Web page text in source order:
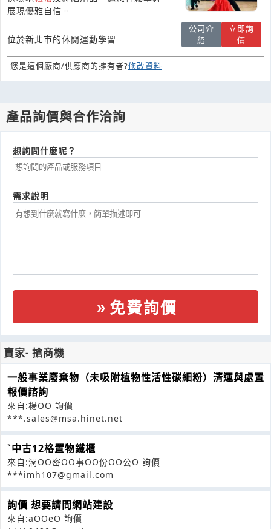
展現優雅自信。
位於新北市的休閒運動學習
公司介
紹
立即詢
價
您是這個廠商/供應商的擁有者?修改資料
產品詢價與合作洽詢
想詢問什麼呢？
需求說明
免費詢價
賣家- 搶商機
一般事業廢棄物（未吸附植物性活性碳細粉）清運與處置
報價諮詢
來自:楊OO 詢價
***.sales@msa.hinet.net
ˋ中古12格置物鐵櫃
來自:潤OO密OO事OO份OO公O 詢價
***imh107@gmail.com
詢價 想要請問網站建設
來自:aOOeO 詢價